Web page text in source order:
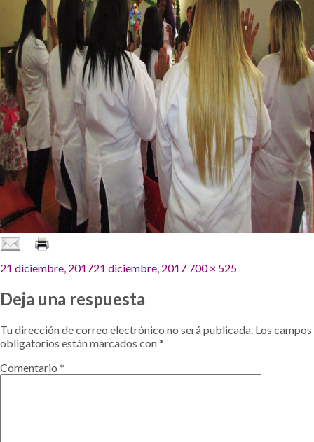
Publicado
21 diciembre, 201721 diciembre, 2017 Tamaño
700 × 525
Deja una respuesta
Tu dirección de correo electrónico no será publicada. Los campos
obligatorios están marcados con*
Comentario *